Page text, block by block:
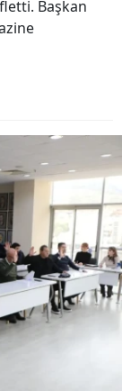
Başkan